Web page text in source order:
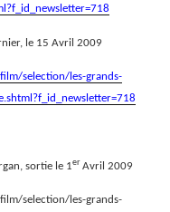
le 15 Avril 2009
selection/les-grands-
sortie le 1er Avril 2009
selection/les-grands-